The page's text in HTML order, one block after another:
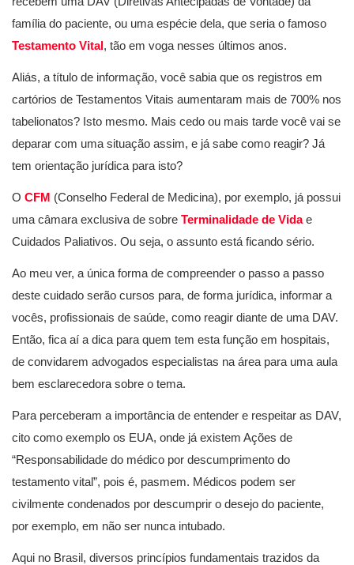
família do paciente, ou uma espécie dela, que seria o famoso
Testamento Vital, tão em voga nesses últimos anos.
Aliás, a título de informação, você sabia que os registros em
cartórios de Testamentos Vitais aumentaram mais de 700% nos
tabelionatos? Isto mesmo. Mais cedo ou mais tarde você vai se
deparar com uma situação assim, e já sabe como reagir? Já
tem orientação jurídica para isto?
O CFM (Conselho Federal de Medicina), por exemplo, já possui
uma câmara exclusiva de sobre Terminalidade de Vidae
Cuidados Paliativos. Ou seja, o assunto está ficando sério.
Ao meu ver, a única forma de compreender o passo a passo
deste cuidado serão cursos para, de forma jurídica, informar a
vocês, profissionais de saúde, como reagir diante de uma DAV.
Então, fica aí a dica para quem tem esta função em hospitais,
de convidarem advogados especialistas na área para uma aula
bem esclarecedora sobre o tema.
Para perceberam a importância de entender e respeitar as DAV,
cito como exemplo os EUA, onde já existem Ações de
“Responsabilidade do médico por descumprimento do
testamento vital”, pois é, pasmem. Médicos podem ser
civilmente condenados por descumprir o desejo do paciente,
por exemplo, em não ser nunca intubado.
Aqui no Brasil, diversos princípios fundamentais trazidos da